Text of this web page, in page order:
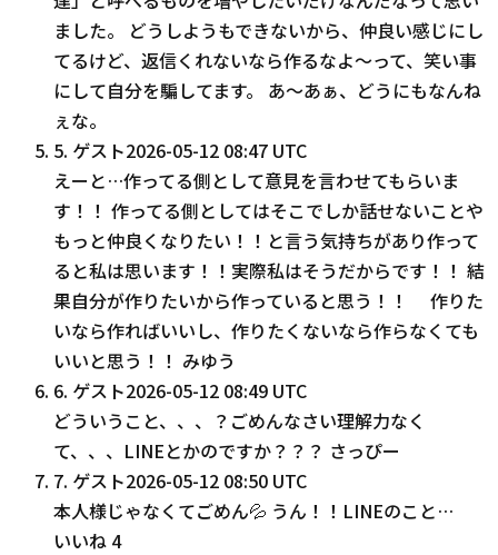
ました。 どうしようもできないから、仲良い感じにし
てるけど、返信くれないなら作るなよ〜って、笑い事
にして自分を騙してます。 あ〜あぁ、どうにもなんね
ぇな。
5. ゲスト2026-05-12 08:47 UTC
えーと…作ってる側として意見を言わせてもらいま
す！！ 作ってる側としてはそこでしか話せないことや
もっと仲良くなりたい！！と言う気持ちがあり作って
ると私は思います！！実際私はそうだからです！！ 結
果自分が作りたいから作っていると思う！！ 作りた
いなら作ればいいし、作りたくないなら作らなくても
いいと思う！！ みゆう
6. ゲスト2026-05-12 08:49 UTC
どういうこと、、、？ごめんなさい理解力なく
て、、、LINEとかのですか？？？ さっぴー
7. ゲスト2026-05-12 08:50 UTC
本人様じゃなくてごめん💦 うん！！LINEのこと…
いいね 4